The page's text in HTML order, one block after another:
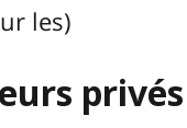
les)
privés